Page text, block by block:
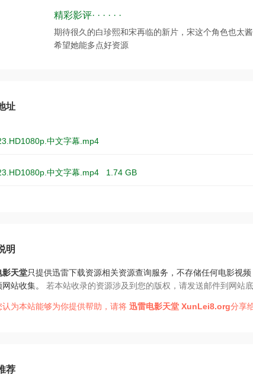
精彩影评· · · · · ·
期待很久的白珍熙和宋再临的新片，宋这个角色也太
希望她能多点好资源
址
中文字幕.mp4
中文字幕.mp4 1.74 GB
明
影天堂只提供迅雷下载资源相关资源查询服务，不存储任何电影视
站收集。 若本站收录的资源涉及到您的版权，请发送邮件到网站
认为本站能够为你提供帮助，请将迅雷电影天堂 XunLei8.org分享
荐